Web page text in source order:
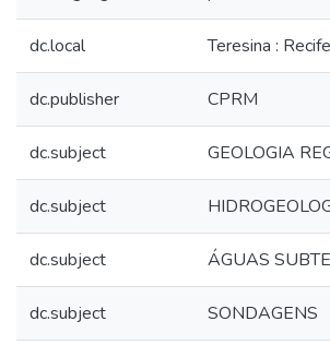
dc.local Teresina : Recife
dc.publisher CPRM
dc.subject GEOLOGIA
dc.subject
dc.subject ÁGUAS
dc.subject SONDAGENS